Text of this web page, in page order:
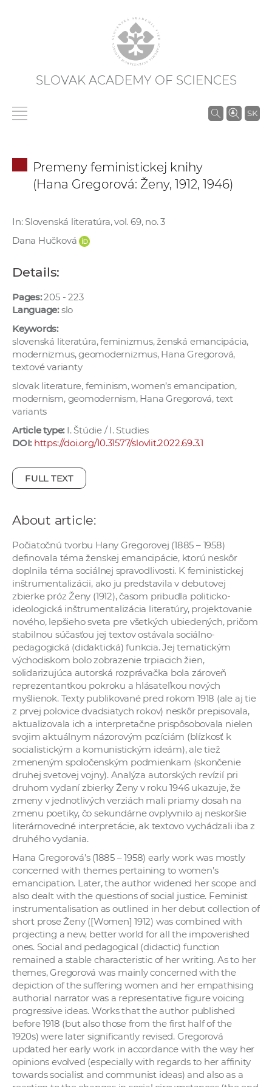
SLOVAK ACADEMY OF SCIENCES
SK
S
h
e
r
Premeny feministickej knihy
(Hana Gregorová: Ženy, 1912, 1946)
In: Slovenská literatúra, vol. 69, no. 3
Dana Hučková
Details:
Pages:205 - 223
Language:slo
Keywords:
slovenská literatúra, feminizmus, ženská emancipácia,
modernizmus, geomodernizmus, Hana Gregorová,
textové varianty
slovak literature, feminism, women’s emancipation,
modernism, geomodernism, Hana Gregorová, text
variants
Article type:I. Štúdie / I. Studies
DOI: https://doi.org/10.31577/slovlit.2022.69.3.1
FULL TEXT
About article:
Počiatočnú tvorbu Hany Gregorovej (1885 – 1958)
definovala téma ženskej emancipácie, ktorú neskôr
doplnila téma sociálnej spravodlivosti. K feministickej
inštrumentalizácii, ako ju predstavila v debutovej
zbierke próz Ženy (1912), časom pribudla politicko-
ideologická inštrumentalizácia literatúry, projektovanie
nového, lepšieho sveta pre všetkých ubiedených, pričom
stabilnou súčasťou jej textov ostávala sociálno-
pedagogická (didaktická) funkcia. Jej tematickým
východiskom bolo zobrazenie trpiacich žien,
solidarizujúca autorská rozprávačka bola zároveň
reprezentantkou pokroku a hlásateľkou nových
myšlienok. Texty publikované pred rokom 1918 (ale aj tie
z prvej polovice dvadsiatych rokov) neskôr prepisovala,
aktualizovala ich a interpretačne prispôsobovala nielen
svojim aktuálnym názorovým pozíciám (blízkosť k
socialistickým a komunistickým ideám), ale tiež
zmeneným spoločenským podmienkam (skončenie
druhej svetovej vojny). Analýza autorských revízií pri
druhom vydaní zbierky Ženy v roku 1946 ukazuje, že
zmeny v jednotlivých verziách mali priamy dosah na
zmenu poetiky, čo sekundárne ovplyvnilo aj neskoršie
literárnovedné interpretácie, ak textovo vychádzali iba z
druhého vydania.
Hana Gregorová’s (1885 – 1958) early work was mostly
concerned with themes pertaining to women’s
emancipation. Later, the author widened her scope and
also dealt with the questions of social justice. Feminist
instrumentalisation as outlined in her debut collection of
short prose Ženy ([Women] 1912) was combined with
projecting a new, better world for all the impoverished
ones. Social and pedagogical (didactic) function
remained a stable characteristic of her writing. As to her
themes, Gregorová was mainly concerned with the
depiction of the suffering women and her empathising
authorial narrator was a representative figure voicing
progressive ideas. Works that the author published
before 1918 (but also those from the first half of the
1920s) were later significantly revised. Gregorová
updated her early work in accordance with the way her
opinions evolved (especially with regards to her affinity
towards socialist and communist ideas) and also as a